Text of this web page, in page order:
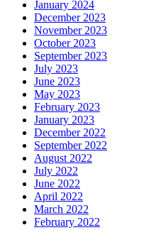
January 2024
December 2023
November 2023
October 2023
September 2023
July 2023
June 2023
May 2023
February 2023
January 2023
December 2022
September 2022
August 2022
July 2022
June 2022
April 2022
March 2022
February 2022